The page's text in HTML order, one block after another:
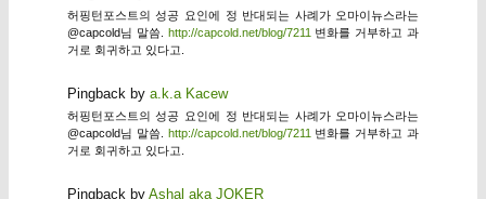
허핑턴포스트의 성공 요인에 정 반대되는 사례가 오마이뉴스라는
@capcold님 말씀. http://capcold.net/blog/7211 변화를 거부하고 과
거로 회귀하고 있다고.
Pingback by a.k.a Kacew
허핑턴포스트의 성공 요인에 정 반대되는 사례가 오마이뉴스라는
@capcold님 말씀. http://capcold.net/blog/7211 변화를 거부하고 과
거로 회귀하고 있다고.
Pingback by Ashal aka JOKER